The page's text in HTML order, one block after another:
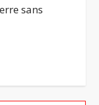
sans